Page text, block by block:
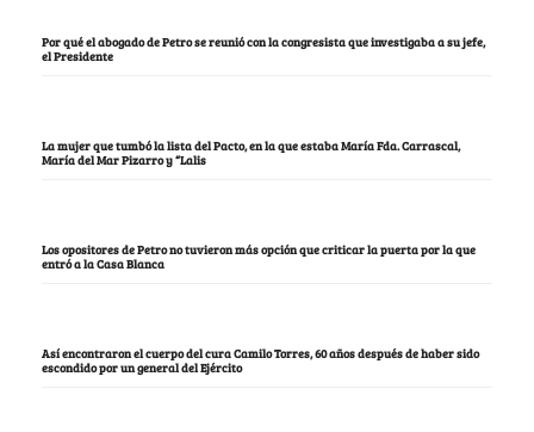
Por qué el abogado de Petro se reunió con la congresista que investigaba a su jefe,
el Presidente
La mujer que tumbó la lista del Pacto, en la que estaba María Fda. Carrascal,
María del Mar Pizarro y “Lalis
Los opositores de Petro no tuvieron más opción que criticar la puerta por la que
entró a la Casa Blanca
Así encontraron el cuerpo del cura Camilo Torres, 60 años después de haber sido
escondido por un general del Ejército